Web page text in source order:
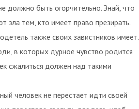
должно быть огорчительно. Знай, что
зла тем, кто имеет право презирать.
также своих завистников имеет.
в которых дурное чувство родится
сжалиться должен над такими
человек не перестает идти своей